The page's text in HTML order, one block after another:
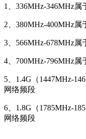
1、336MHz-346MHz
2、380MHz-400MHz
3、566MHz-678MHz
4、700MHz-796MHz
5、1.4G（1447MHz-
网络频段
6、1.8G（1785MHz-
网络频段